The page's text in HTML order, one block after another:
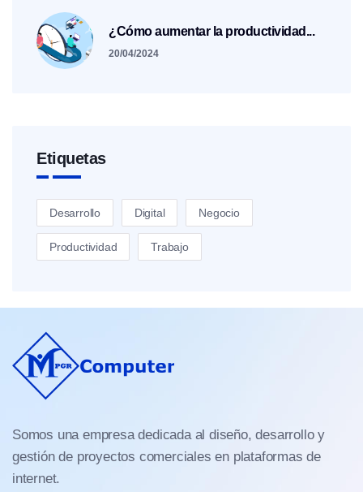
¿Cómo aumentar la productividad...
20/04/2024
Etiquetas
Desarrollo Digital Negocio
Productividad Trabajo
Somos una empresa dedicada al diseño, desarrollo y
gestión de proyectos comerciales en plataformas de
internet.